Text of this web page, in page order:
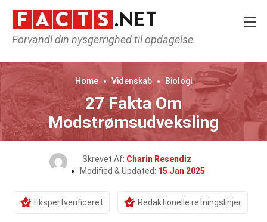
Forvandl din nysgerrighed til opdagelse
Home Videnskab Biologi
27 Fakta Om
Modstrømsudveksling
Skrevet Af: Charin Resendiz
Modified & Updated: 15 Jan 2025
Ekspertverificeret Redaktionelle retningslinjer